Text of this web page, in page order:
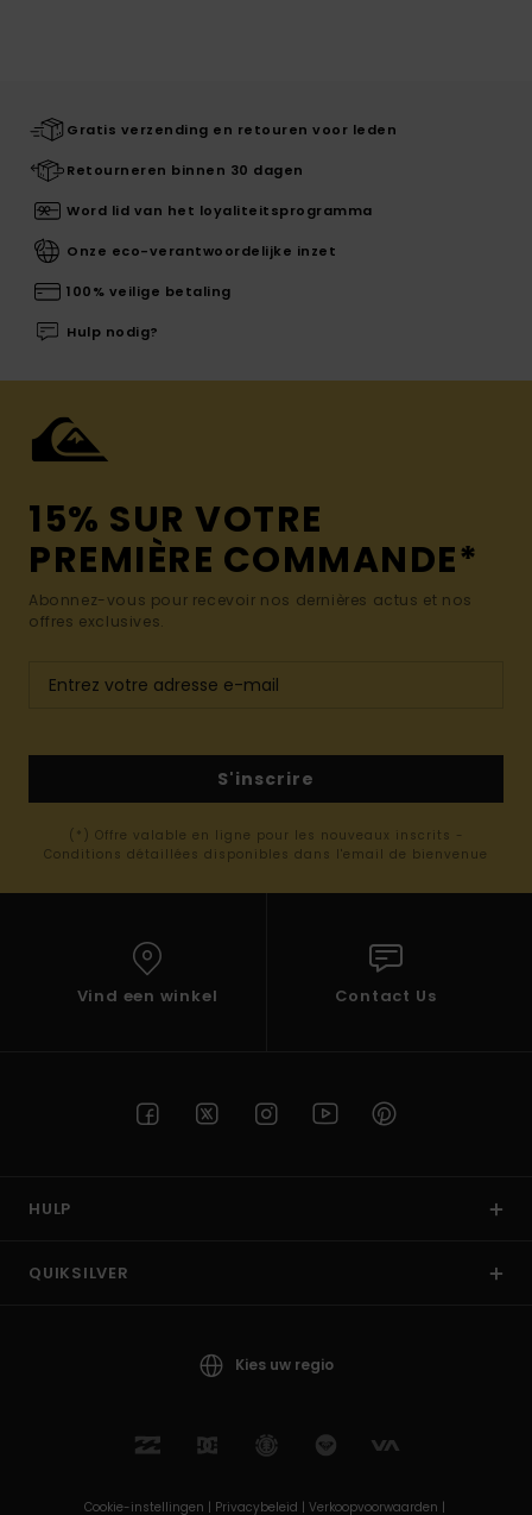
Gratis verzending en retouren voor leden
Retourneren binnen 30 dagen
Word lid van het loyaliteitsprogramma
Onze eco-verantwoordelijke inzet
100% veilige betaling
Hulp nodig?
15% SUR VOTRE
PREMIÈRE COMMANDE*
Abonnez-vous pour recevoir nos dernières actus et nos
offres exclusives.
S'inscrire
(*) Offre valable en ligne pour les nouveaux inscrits -
Conditions détaillées disponibles dans l'email de bienvenue
Vind een winkel Contact Us
HULP
QUIKSILVER
Kies uw regio
Cookie-instellingen | Privacybeleid | Verkoopvoorwaarden |